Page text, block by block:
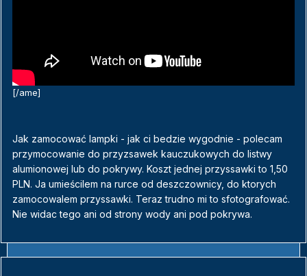
[/ame]
Jak zamocować lampki - jak ci bedzie wygodnie - polecam
przymocowanie do przyzsawek kauczukowych do listwy
alumionowej lub do pokrywy. Koszt jednej przyssawki to 1,50
PLN. Ja umieścilem na rurce od deszczownicy, do ktorych
zamocowalem przyssawki. Teraz trudno mi to sfotografować.
Nie widac tego ani od strony wody ani pod pokrywa.